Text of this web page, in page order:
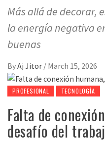
Más allá de decorar,
la energía negativa
buenas
ByAj Jitor / March 15, 2026
PROFESIONAL TECNOLOGÍA
Falta de
desafío del